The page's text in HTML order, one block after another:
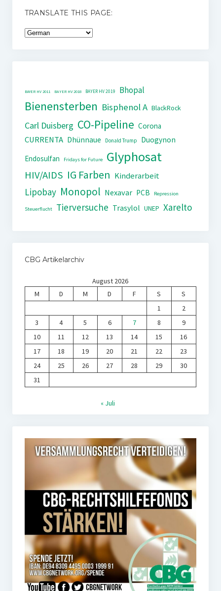
TRANSLATE THIS PAGE:
BAYER HV 2011 BAYER HV 2018 BAYER HV 2019 Bhopal
Bienensterben Bisphenol A BlackRock
Carl Duisberg CO-Pipeline Corona
CURRENTA Dhünnaue Donald Trump
Duogynon
Endosulfan
Fridays for Future Glyphosat
HIV/AIDS IG Farben Kinderarbeit
Lipobay Monopol Nexavar PCB Repression
Steuerflucht Tierversuche Trasylol UNEP Xarelto
CBG Artikelarchiv
August 2026
M
D M D F S
S
1
2
3
4 5 6 7 8
9
10
11 12 13 14 15
16
17
18 19 20 21 22
23
24
25 26 27 28 29
30
31
« Juli